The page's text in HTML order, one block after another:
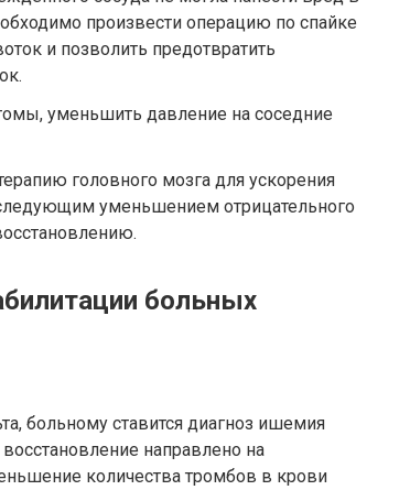
произвести операцию по спайке
и позволить предотвратить
уменьшить давление на соседние
головного мозга для ускорения
уменьшением отрицательного
больных
больному ставится диагноз ишемия
направлено на
количества тромбов в крови